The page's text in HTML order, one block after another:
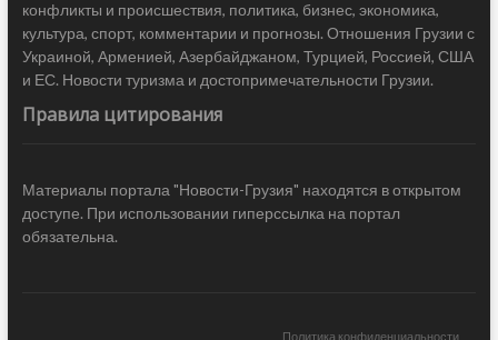
конфликты и происшествия, политика, бизнес, экономика,
культура, спорт, комментарии и прогнозы. Отношения Грузии с
Украиной, Арменией, Азербайджаном, Турцией, Россией, США
и ЕС. Новости туризма и достопримечательности Грузии.
Правила цитирования
Материалы портала "Новости-Грузия" находятся в открытом
доступе. При использовании гиперссылка на портал
обязательна.
Политика конфиденциальности